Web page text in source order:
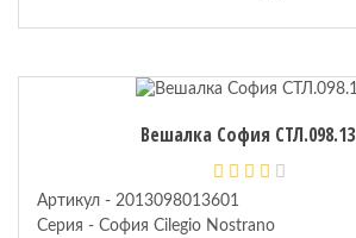
Вешалка София СТЛ.098.13
Артикул - 2013098013601
Серия - София Cilegio Nostrano